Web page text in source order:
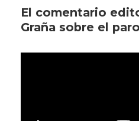
El comentario
Graña sobre el